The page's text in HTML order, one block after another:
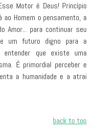
Motor é Deus! Princípio
Homem o pensamento, a
Amor... para continuar seu
um futuro digno para a
entender que existe uma
É primordial perceber e
a humanidade e a atrai
back to top